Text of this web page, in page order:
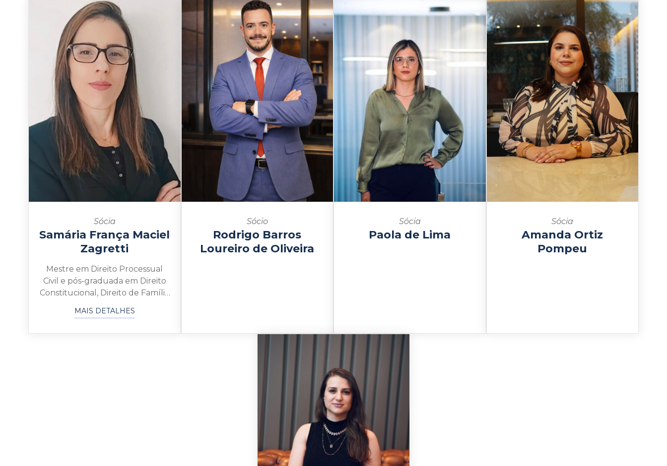
atuante em diversos ramos do
direito há quase 10 anos,
atualmente supervisor da
carteira de liquidação.
Faculdade Legale/SP, pós
graduado em Direito Público
pela Escola de Direito da
Associação do Ministério Público.
Sócia
Samária França Maciel
Zagretti
Mestre em Direito Processual
Civil e pós-graduada em Direito
Constitucional, Direito de Família
Falência. Com grande
MAIS DETALHES
Sócio
Rodrigo Barros
Loureiro de Oliveira
Sócia
Paola de Lima
Sócia
Amanda Ortiz
Pompeu